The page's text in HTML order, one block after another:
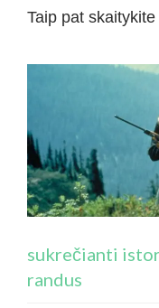
Taip pat skaitykite
sukrečianti
randus